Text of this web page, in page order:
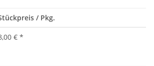
/ Pkg.
€ *